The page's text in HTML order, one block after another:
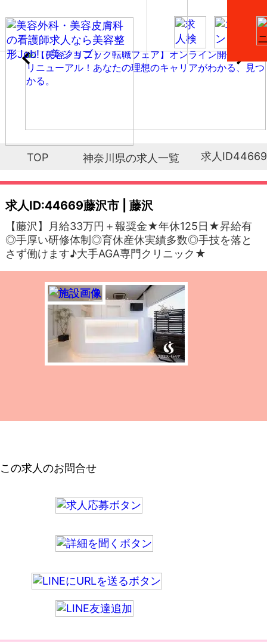
TOP 神奈川県の求人一覧 求人ID44669
求人ID:44669藤沢市 | 藤沢
【藤沢】月給33万円＋報奨金★年休125日★昇給有
◎手厚い研修体制◎育休産休実績多数◎手技を落と
さず働けます♪大手AGA専門クリニック★
この求人のお問合せ